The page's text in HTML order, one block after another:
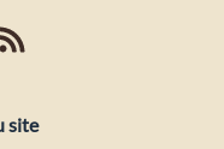
site